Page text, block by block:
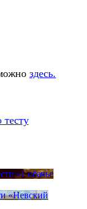
здесь.
тесту
«Собачье
«Невский